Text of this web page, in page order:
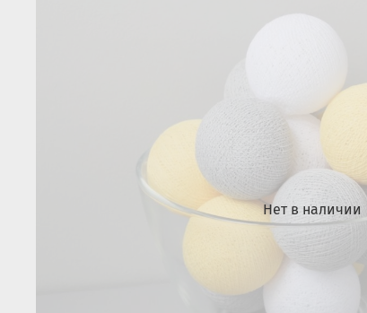
Нет в наличии